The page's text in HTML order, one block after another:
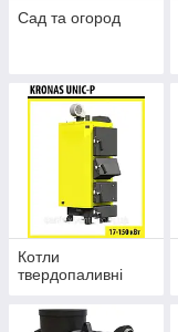
Сад та огород
Котли
твердопаливні